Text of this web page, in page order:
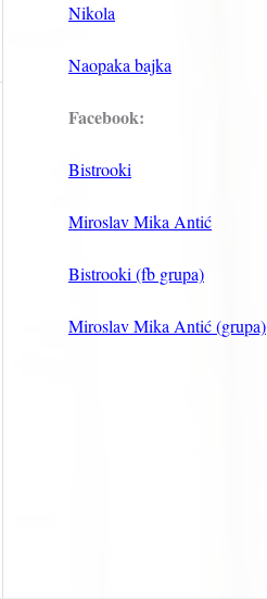
Nikola
Naopaka bajka
Facebook:
Bistrooki
Miroslav Mika Antić
Bistrooki (fb grupa)
Miroslav Mika Antić (grupa)